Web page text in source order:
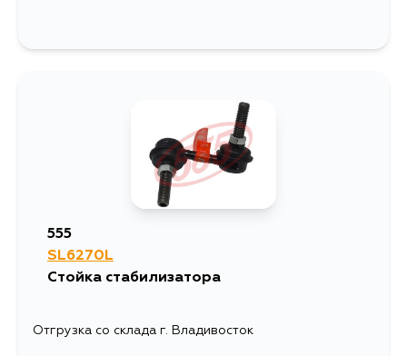
555
SL6270L
Стойка стабилизатора
Отгрузка со склада г. Владивосток